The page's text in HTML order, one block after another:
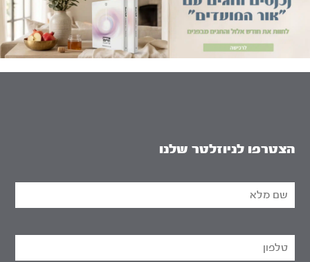
הצטרפו לניוזלטר שלנו